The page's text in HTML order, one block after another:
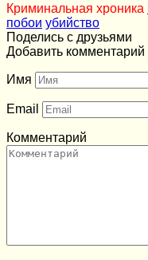
Криминальная хроника
побои убийство
Поделись с друзьями
Добавить комментарий
Имя
Email
Комментарий